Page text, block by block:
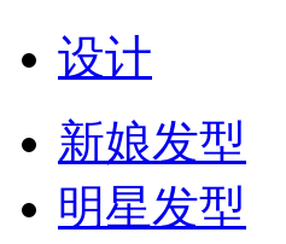
设计
新娘发型
明星发型